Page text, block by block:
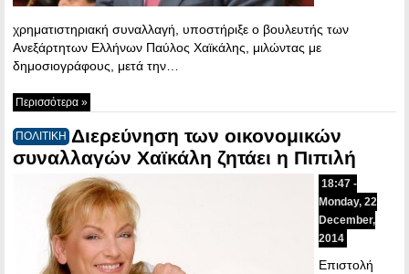
χρηματιστηριακή συναλλαγή, υποστήριξε ο βουλευτής των
Ανεξάρτητων Ελλήνων Παύλος Χαϊκάλης, μιλώντας με
δημοσιογράφους, μετά την…
Περισσότερα »
ΠΟΛΙΤΙΚΗ Διερεύνηση των οικονομικών
συναλλαγών Χαϊκάλη ζητάει η Πιπιλή
18:47 -
Monday, 22
December,
2014
Eπιστολή